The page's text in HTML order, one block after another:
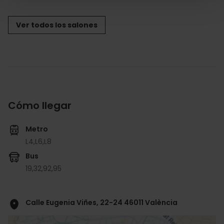
Ver todos los salones
Cómo llegar
Metro
L4,L6,L8
Bus
19,32,92,95
Calle Eugenia Viñes, 22-24 46011 València